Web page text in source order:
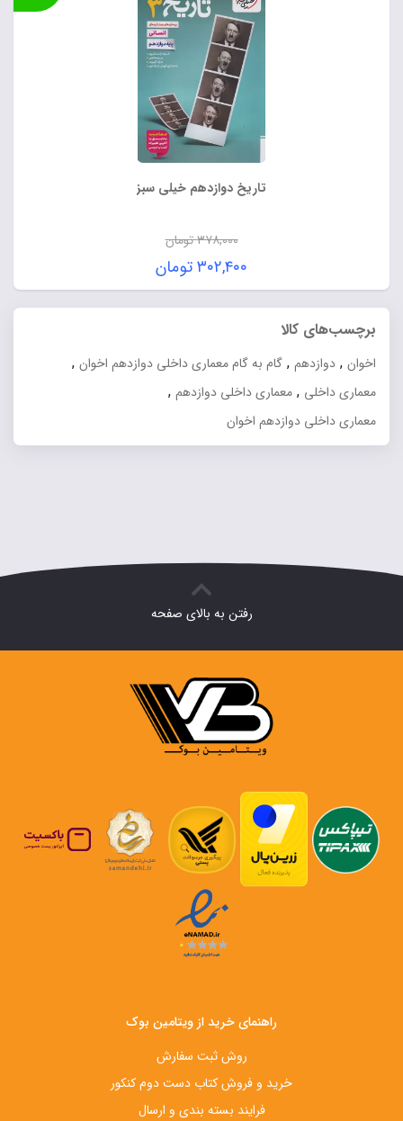
تاریخ دوازدهم خیلی سبز
۳۷۸,۰۰۰تومان
قیمت
اصلی:
۳۷۸,۰۰۰ تومان
۳۰۲,۴۰۰تومان
قیمت
فعلی:
برچسب‌های کالا
اخوان , دوازدهم , گام به گام معماری داخلی دوازدهم اخوان ,
معماری داخلی , معماری داخلی دوازدهم ,
معماری داخلی دوازدهم اخوان
رفتن به بالای صفحه
راهنمای خرید از ویتامین بوک
روش ثبت سفارش
خرید و فروش کتاب دست‌ دوم کنکور
فرایند بسته بندی و ارسال